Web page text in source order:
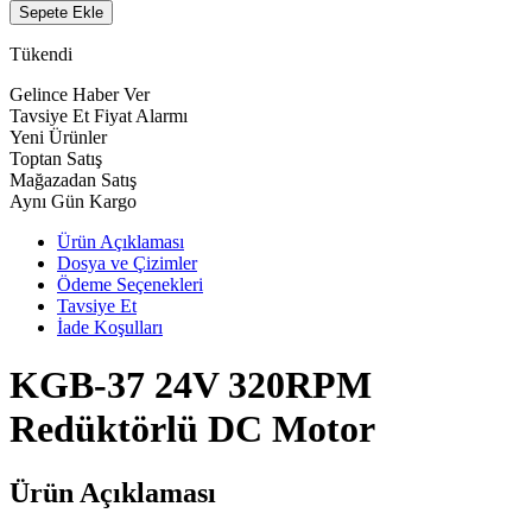
Sepete Ekle
Tükendi
Gelince Haber Ver
Tavsiye Et Fiyat Alarmı
Yeni Ürünler
Toptan Satış
Mağazadan Satış
Aynı Gün Kargo
Ürün Açıklaması
Dosya ve Çizimler
Ödeme Seçenekleri
Tavsiye Et
İade Koşulları
KGB-37 24V 320RPM
Redüktörlü DC Motor
Ürün Açıklaması